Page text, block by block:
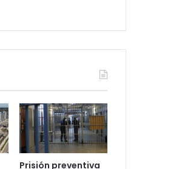
Prisión preventiva